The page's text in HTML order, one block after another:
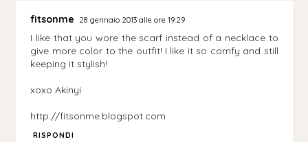
fitsonme 28 gennaio 2013 alle ore 19:29
I like that you wore the scarf instead of a necklace to
give more color to the outfit! I like it so comfy and still
keeping it stylish!
xoxo Akinyi
http://fitsonme.blogspot.com
RISPONDI